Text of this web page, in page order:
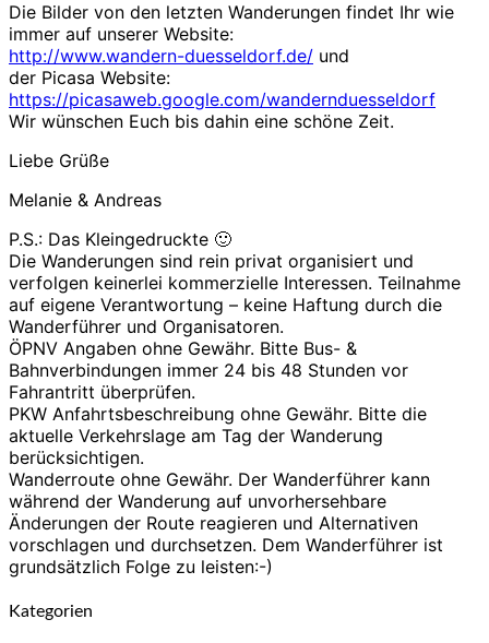
Die Bilder von den letzten Wanderungen findet Ihr wie
immer auf unserer Website:
http://www.wandern-duesseldorf.de/ und
der Picasa Website:
https://picasaweb.google.com/wandernduesseldorf
Wir wünschen Euch bis dahin eine schöne Zeit.
Liebe Grüße
Melanie & Andreas
P.S.: Das Kleingedruckte 🙂
Die Wanderungen sind rein privat organisiert und
verfolgen keinerlei kommerzielle Interessen. Teilnahme
auf eigene Verantwortung – keine Haftung durch die
Wanderführer und Organisatoren.
ÖPNV Angaben ohne Gewähr. Bitte Bus- &
Bahnverbindungen immer 24 bis 48 Stunden vor
Fahrantritt überprüfen.
PKW Anfahrtsbeschreibung ohne Gewähr. Bitte die
aktuelle Verkehrslage am Tag der Wanderung
berücksichtigen.
Wanderroute ohne Gewähr. Der Wanderführer kann
während der Wanderung auf unvorhersehbare
Änderungen der Route reagieren und Alternativen
vorschlagen und durchsetzen. Dem Wanderführer ist
grundsätzlich Folge zu leisten:-)
Kategorien